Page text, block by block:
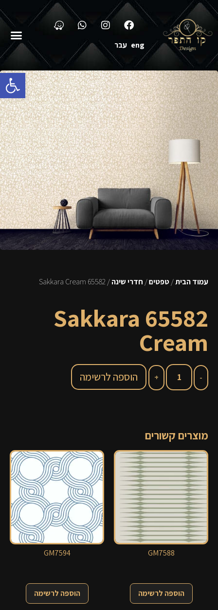
פתח
eng עבר
עמוד הבית/טפטים/ חדרי שינה/ 65582 Sakkara Cream
65582 Sakkara
Cream
הוספה לרשימה
מוצרים קשורים
GM7588
הוספה לרשימה
GM7594
הוספה לרשימה